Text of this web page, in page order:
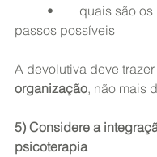
passos possíveis
A devolutiva deve trazer
organização, não mais
5) Considere a
psicoterapia